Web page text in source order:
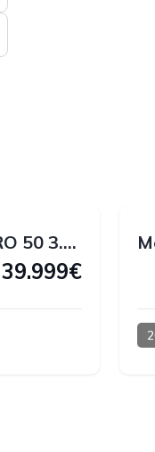
AUDI A4 ALLROAD QUATTRO 50 3.0 V6 TDI 286 CV
39.999€